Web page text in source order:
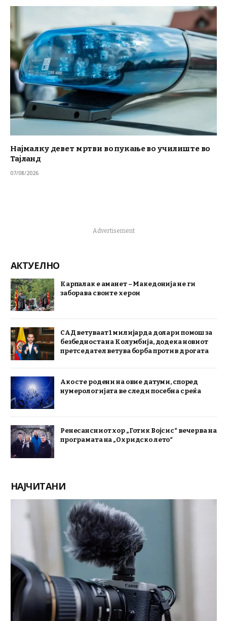
Најмалку девет мртви во пукање во училиште во
Тајланд
07/08/2026
Advertisement
АКТУЕЛНО
Карпалак е аманет – Македонија не ги
заборава своите херои
САД ветуваат 1 милијарда долари помош за
безбедноста на Колумбија, додека новиот
претседател ветува борба против дрогата
Ако сте родени на овие датуми, според
нумерологијата ве следи посебна среќа
Ренесансниот хор „Готик Војсис“ вечерва на
програмата на „Охридско лето“
НАЈЧИТАНИ